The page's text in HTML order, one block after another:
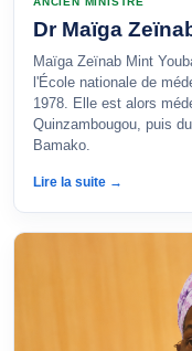
Dr Maïga
Maïga Zeïnab Mint
l'École nationale de
1978. Elle est alors
Quinzambougou, puis
Bamako.
Lire la suite →